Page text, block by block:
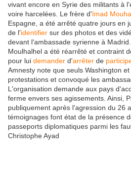
vivant encore en Syrie des militants à
voire harcelées. Le frère d'Imad
Espagne, a été arrêté quatre jours en
de l'identifier sur des photos et des
devant l'ambassade syrienne à
Moulhalhel a été réarrêté et contraint
pour lui demander d'arrêter de
Amnesty note que seuls Washington
protestations et convoqué les
L'organisation demande aux pays
ferme envers ses agissements. Ainsi,
publiquement après l'agression du 26
témoignages font état de la présence
passeports diplomatiques parmi les
Christophe Ayad